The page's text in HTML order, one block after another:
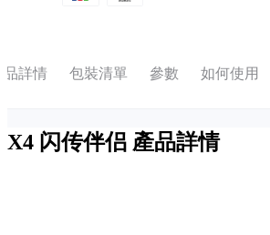
品詳情 包裝清單 參數 如何使用
X4 闪传伴侣 產品詳情